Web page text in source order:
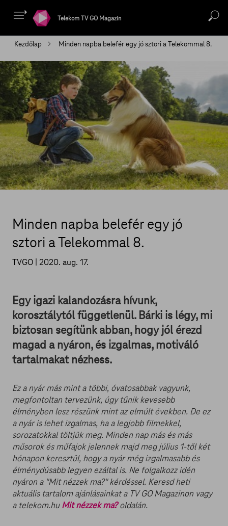
Telekom TV GO Magazin
Kezdőlap Minden napba belefér egy jó sztori a Telekommal 8.
Minden napba belefér egy jó
sztori a Telekommal 8.
TVGO | 2020. aug. 17.
Egy igazi kalandozásra hívunk,
korosztálytól függetlenül. Bárki is légy, mi
biztosan segítünk abban, hogy jól érezd
magad a nyáron, és izgalmas, motiváló
tartalmakat nézhess.
Ez a nyár más mint a többi, óvatosabbak vagyunk,
megfontoltan tervezünk, úgy tűnik kevesebb
élményben lesz részünk mint az elmúlt években. De ez
a nyár is lehet izgalmas, ha a legjobb filmekkel,
sorozatokkal töltjük meg. Minden nap más és más
műsorok és műfajok jelennek majd meg július 1-től két
hónapon keresztül, hogy a nyár még izgalmasabb és
élménydúsabb legyen ezáltal is. Ne folgalkozz idén
nyáron a "Mit nézzek ma?" kérdéssel. Keresd heti
aktuális tartalom ajánlásainkat a TV GO Magazinon vagy
a telekom.huMit nézzek ma?oldalán.